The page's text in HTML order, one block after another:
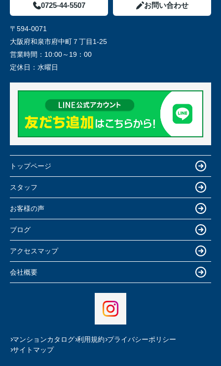
0725-44-5507 お問い合わせ
〒594-0071
大阪府和泉市府中町７丁目1-25
営業時間： 10:00～19：00
定休日： 水曜日
トップページ
スタッフ
お客様の声
ブログ
アクセスマップ
会社概要
マンションカタログ 利用規約 プライバシーポリシー
サイトマップ